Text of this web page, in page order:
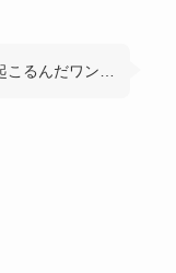
こるんだワン…